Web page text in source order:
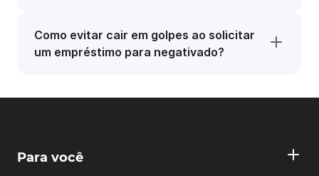
Como evitar cair em golpes ao solicitar
um empréstimo para negativado?
Para você